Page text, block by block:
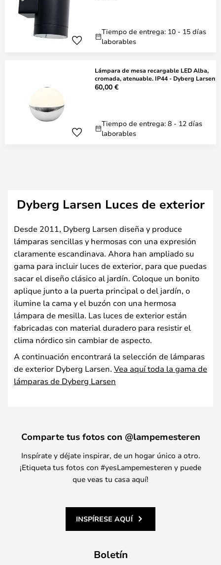
Tiempo de entrega: 10 - 15 días
laborables
Lámpara de mesa recargable LED Alba,
cromada, atenuable. IP44 - Dyberg Larsen
60,00 €
Tiempo de entrega: 8 - 12 días
laborables
Dyberg Larsen Luces de exterior
Desde 2011, Dyberg Larsen diseña y produce
lámparas sencillas y hermosas con una expresión
claramente escandinava. Ahora han ampliado su
gama para incluir luces de exterior, para que puedas
sacar el diseño clásico al jardín. Coloque un bonito
aplique junto a la puerta principal o del jardín, o
ilumine la cama y el buzón con una hermosa
lámpara de mesilla. Las luces de exterior están
fabricadas con material duradero para resistir el
clima nórdico sin cambiar de aspecto.
A continuación encontrará la selección de lámparas
de exterior Dyberg Larsen. Vea aquí toda la gama de
lámparas de Dyberg Larsen
Comparte tus fotos con @lampemesteren
Inspírate y déjate inspirar, de un hogar único a otro.
¡Etiqueta tus fotos con #yesLampemesteren y puede
que veas tu casa aquí!
INSPÍRESE AQUÍ
Boletín